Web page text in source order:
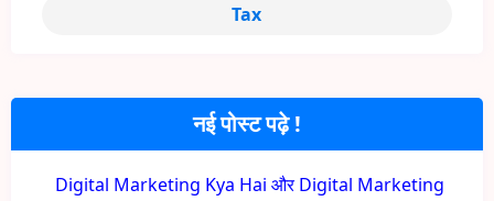
नई पोस्ट पढ़े !
Digital Marketing Kya Hai और Digital Marketing
Tax